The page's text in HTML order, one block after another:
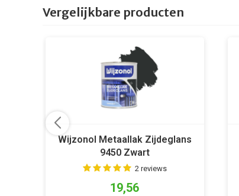
Vergelijkbare producten
Wijzonol Metaallak Zijdeglans
9450 Zwart
2 reviews
19,56